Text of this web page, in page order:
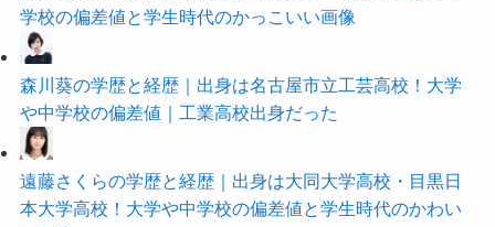
学校の偏差値と学生時代のかっこいい画像
森川葵の学歴と経歴｜出身は名古屋市立工芸高校！大学
や中学校の偏差値｜工業高校出身だった
遠藤さくらの学歴と経歴｜出身は大同大学高校・目黒日
本大学高校！大学や中学校の偏差値と学生時代のかわい